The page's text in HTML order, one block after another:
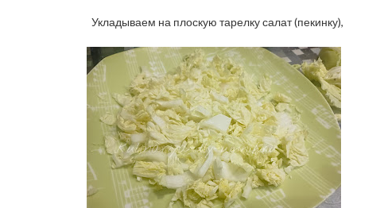
Укладываем на плоскую тарелку салат (пекинку),